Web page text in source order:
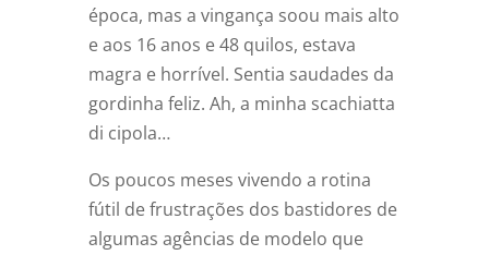
época, mas a vingança soou mais alto
e aos 16 anos e 48 quilos, estava
magra e horrível. Sentia saudades da
gordinha feliz. Ah, a minha scachiatta
di cipola…
Os poucos meses vivendo a rotina
fútil de frustrações dos bastidores de
algumas agências de modelo que